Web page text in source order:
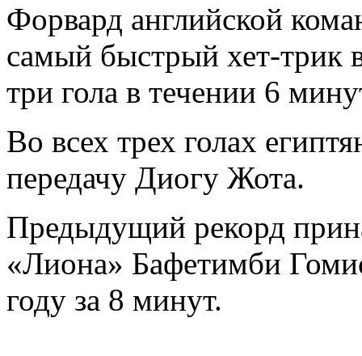
Форвард английской
самый быстрый хет-трик
три гола в течении 6
Во всех трех голах
передачу Диогу Жота.
Предыдущий рекорд
«Лиона» Бафетимби
году за 8 минут.